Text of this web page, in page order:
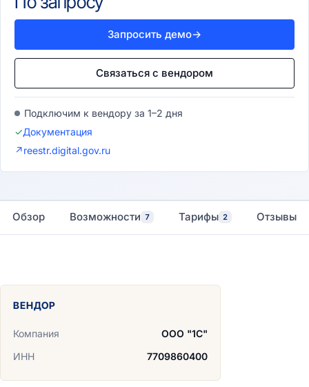
Запросить демо→
Связаться с вендором
Подключим к вендору за 1–2 дня
✓Документация
↗reestr.digital.gov.ru
Обзор Возможности 7 Тарифы 2 Отзывы
ВЕНДОР
Компания
ООО "1С"
ИНН
7709860400